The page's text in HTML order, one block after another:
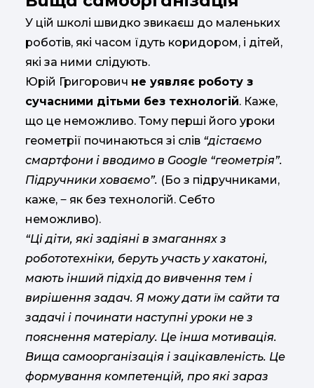
У цій школі швидко звикаєш до маленьких
роботів, які часом їдуть коридором, і дітей,
які за ними слідують.
Юрій Григорович не уявляє роботу з
сучасними дітьми без технологій. Каже,
що це неможливо. Тому перші його уроки
геометрії починаються зі слів “дістаємо
смартфони і вводимо в Google “геометрія”.
Підручники ховаємо”. (Бо з підручниками,
каже, ‒ як без технологій. Себто
неможливо).
“Ці діти, які задіяні в змаганнях з
робототехніки, беруть участь у хакатоні,
мають інший підхід до вивчення тем і
вирішення задач. Я можу дати їм сайти та
задачі і починати наступні уроки не з
пояснення матеріалу. Це інша мотивація.
Вища самоорганізація і зацікавленість. Це
формування компетенцій, про які зараз